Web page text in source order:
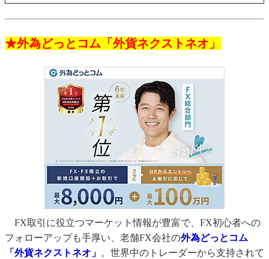
★外為どっとコム「外貨ネクストネオ」
FX取引に役立つマーケット情報が豊富で、FX初心者への
フォローアップも手厚い、老舗FX会社の外為どっとコム
「外貨ネクストネオ」 。世界中のトレーダーから支持されて